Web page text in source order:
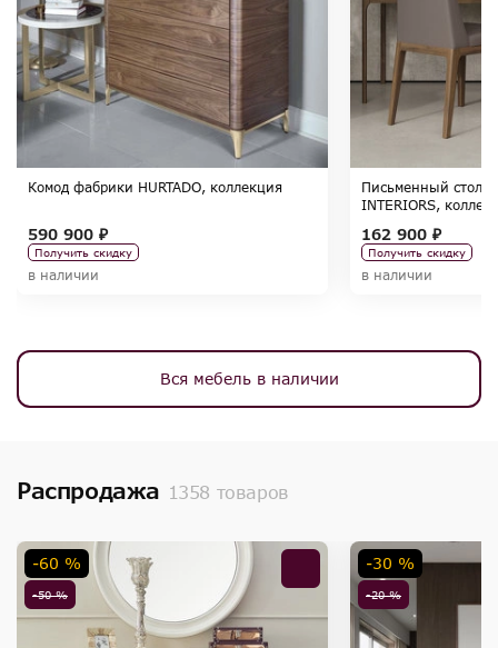
Комод фабрики HURTADO, коллекция
590 900 ₽
Получить скидку
в наличии
Письменный стол
INTERIORS,
162 900 ₽
Получить скидку
в наличии
Вся мебель в наличии
Распродажа 1358 товаров
-50 %
-60 %
-20 %
-30 %